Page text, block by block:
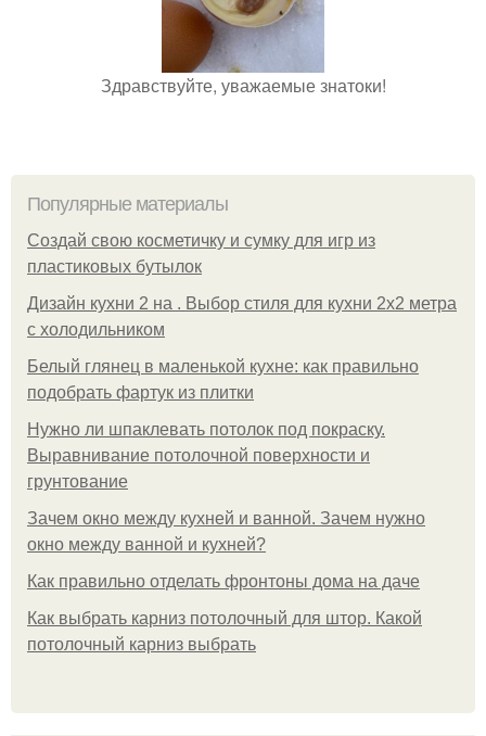
Здравствуйте, уважаемые знатоки!
Популярные материалы
Создай свою косметичку и сумку для игр из
пластиковых бутылок
Дизайн кухни 2 на . Выбор стиля для кухни 2х2 метра
с холодильником
Белый глянец в маленькой кухне: как правильно
подобрать фартук из плитки
Нужно ли шпаклевать потолок под покраску.
Выравнивание потолочной поверхности и
грунтование
Зачем окно между кухней и ванной. Зачем нужно
окно между ванной и кухней?
Как правильно отделать фронтоны дома на даче
Как выбрать карниз потолочный для штор. Какой
потолочный карниз выбрать